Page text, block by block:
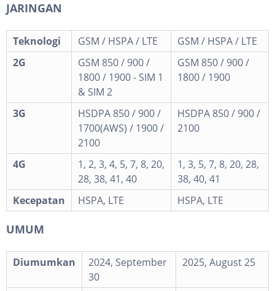
JARINGAN
Teknologi GSM / HSPA / LTE
GSM / HSPA / LTE
2G
GSM 850 / 900 /
1800 / 1900 - SIM 1
& SIM 2
GSM 850 / 900 /
1800 / 1900
3G
HSDPA 850 / 900 /
1700(AWS) / 1900 /
2100
HSDPA 850 / 900 /
2100
4G
1, 2, 3, 4, 5, 7, 8, 20,
28, 38, 41, 40
1, 3, 5, 7, 8, 20, 28,
38, 40, 41
Kecepatan
HSPA, LTE HSPA, LTE
UMUM
Diumumkan
2024, September
30
2025, August 25